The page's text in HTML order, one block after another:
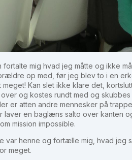
mig hvad jeg måtte og ikke
op med, før jeg blev to i en
Kan slet ikke klare det,
og kostes rundt med og skubbes
er atten andre mennesker på
laver en baglæns salto over kanten
mission impossible.
henne og fortælle mig, hvad jeg
meget.